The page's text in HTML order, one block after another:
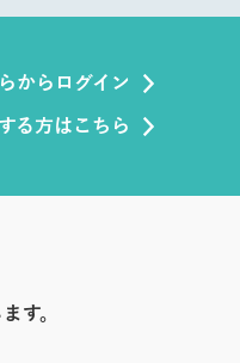
からログイン
る方はこちら
す。